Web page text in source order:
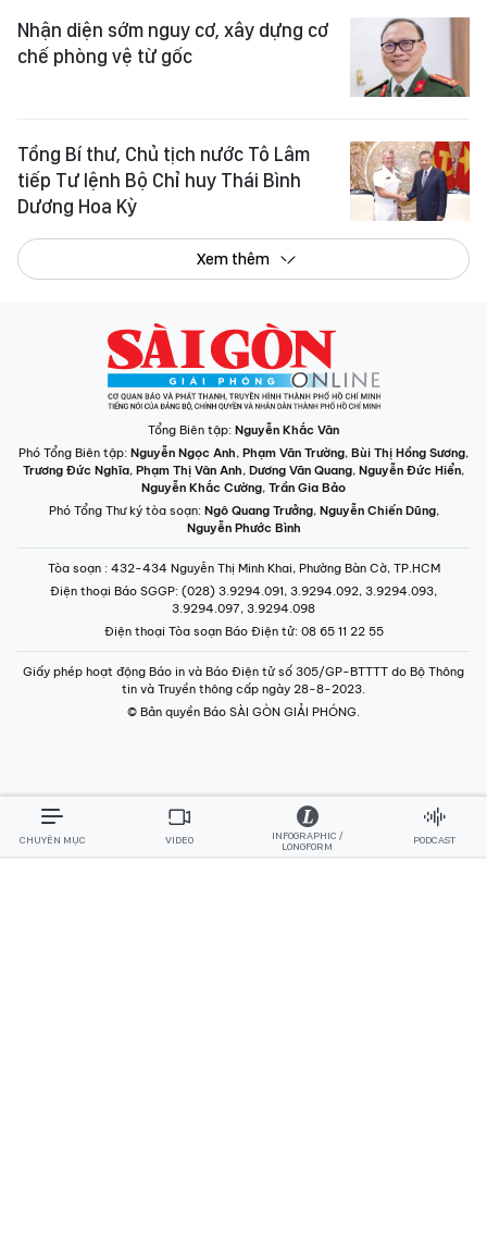
Nhận diện sớm nguy cơ, xây dựng cơ
chế phòng vệ từ gốc
Tổng Bí thư, Chủ tịch nước Tô Lâm
tiếp Tư lệnh Bộ Chỉ huy Thái Bình
Dương Hoa Kỳ
Xem thêm
Tổng Biên tập: Nguyễn Khắc Văn
Phó Tổng Biên tập: Nguyễn Ngọc Anh, Phạm Văn Trường, Bùi Thị Hồng Sương,
Trương Đức Nghĩa, Phạm Thị Vân Anh, Dương Văn Quang, Nguyễn Đức Hiển,
Nguyễn Khắc Cường, Trần Gia Bảo
Phó Tổng Thư ký tòa soạn: Ngô Quang Trưởng, Nguyễn Chiến Dũng,
Nguyễn Phước Bình
Tòa soạn : 432-434 Nguyễn Thị Minh Khai, Phường Bàn Cờ, TP.HCM
Điện thoại Báo SGGP: (028) 3.9294.091, 3.9294.092, 3.9294.093,
3.9294.097, 3.9294.098
Điện thoại Tòa soạn Báo Điện tử: 08 65 11 22 55
Giấy phép hoạt động Báo in và Báo Điện tử số 305/GP-BTTTT do Bộ Thông
tin và Truyền thông cấp ngày 28-8-2023.
© Bản quyền Báo SÀI GÒN GIẢI PHÓNG.
CHUYÊN MỤC VIDEO
INFOGRAPHIC /
LONGFORM
PODCAST